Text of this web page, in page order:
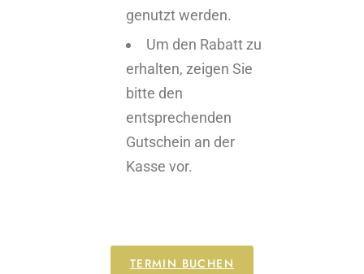
genutzt werden.
Um den Rabatt zu
erhalten, zeigen Sie
bitte den
entsprechenden
Gutschein an der
Kasse vor.
TERMIN BUCHEN